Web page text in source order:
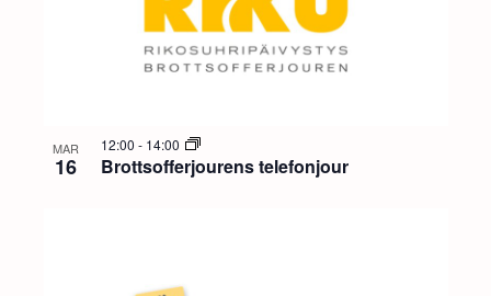
MAR
16 Brottsofferjourens telefonjour
12:00 - 14:00